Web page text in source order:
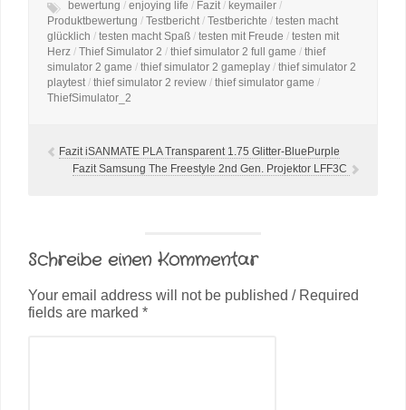
bewertung / enjoying life / Fazit / keymailer /
Produktbewertung / Testbericht / Testberichte / testen macht
glücklich / testen macht Spaß / testen mit Freude / testen mit
Herz / Thief Simulator 2 / thief simulator 2 full game / thief
simulator 2 game / thief simulator 2 gameplay / thief simulator 2
playtest / thief simulator 2 review / thief simulator game /
ThiefSimulator_2
Fazit iSANMATE PLA Transparent 1.75 Glitter-BluePurple
Fazit Samsung The Freestyle 2nd Gen. Projektor LFF3C
Schreibe einen Kommentar
Your email address will not be published / Required
fields are marked *